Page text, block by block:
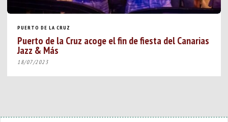
PUERTO DE LA CRUZ
Puerto de la Cruz acoge el fin de fiesta del Canarias
Jazz & Más
18/07/2023